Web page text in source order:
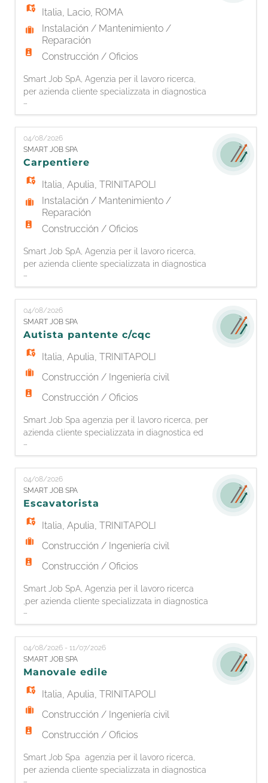
Italia, Lacio, ROMA
Instalación / Mantenimiento /
Reparación
Construcción / Oficios
Smart Job SpA, Agenzia per il lavoro ricerca,
per azienda cliente specializzata in diagnostica
ed edilizia ferroviaria, un CARPENTIERE con
esperienza. La figura si occuperà di lavorazioni
di carpenteria e posa del ferro per armature.
Requisiti richiesti: • Esperienza pregressa nella
mansione (almeno 2 anni) • Autonomia nella
posa di armatur
04/08/2026
SMART JOB SPA
Carpentiere
Italia,Apulia,TRINITAPOLI
Instalación / Mantenimiento /
Reparación
Construcción / Oficios
Smart Job SpA, Agenzia per il lavoro ricerca,
per azienda cliente specializzata in diagnostica
ed edilizia ferroviaria, un CARPENTIERE con
esperienza. La figura si occuperà di lavorazioni
di carpenteria e posa del ferro per armature.
Requisiti richiesti: • Esperienza pregressa nella
mansione (almeno 2 anni) • Autonomia nella
posa di armatur
04/08/2026
SMART JOB SPA
Autista pantente c/cqc
Italia,Apulia,TRINITAPOLI
Construcción / Ingeniería civil
Construcción / Oficios
Smart Job Spa agenzia per il lavoro ricerca, per
azienda cliente specializzata in diagnostica ed
edilizia ferroviaria, 1 AUTISTA PATENTE C + CQC
La risorsa si occuperà di: - Trasporto materiali
- Movimentazione mezzi pesanti con patente C
+ CQC Si richiede: - Esperienza pregressa in
ruolo - Patente C + CQC in corso di validità -
Espe
04/08/2026
SMART JOB SPA
Escavatorista
Italia,Apulia,TRINITAPOLI
Construcción / Ingeniería civil
Construcción / Oficios
Smart Job SpA, Agenzia per il lavoro ricerca
,per azienda cliente specializzata in diagnostica
ed edilizia ferroviaria, un ESCAVATORISTA. La
risorsa si occuperà di: - Scavo in ambiente
ferroviario ed edile - Lavori generici di
manutenzione degli impianti ferroviari -
Coordinamento dei manovali presenti in
cantiere Si richiede: - Esperienza
04/08/2026 - 11/07/2026
SMART JOB SPA
Manovale edile
Italia,Apulia,TRINITAPOLI
Construcción / Ingeniería civil
Construcción / Oficios
Smart Job Spa agenzia per il lavoro ricerca,
per azienda cliente specializzata in diagnostica